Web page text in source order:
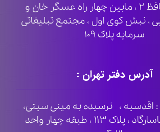
خیابان حافظ ۲ ، مابین چهار راه عسگر خان و
، نبش کوی اول ، مجتمع تبلیغاتی
سرمایه پلاک ۱۰۹
آدرس دفتر تهران :
: اقدسیه ، نرسیده به مینی سیتی،
جنب بانک پاسارگاد ، پلاک ۱۱۳ ، طبقه چهار واحد